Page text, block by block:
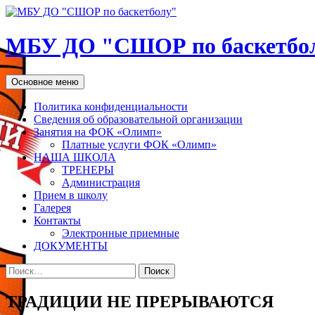
МБУ ДО "СШОР по
Поиск
Основное меню Перейти
к
содержимому
Политика конфиденциальности
Сведения об образовательной организации
Занятия на ФОК «Олимп»
Платные услуги ФОК «Олимп»
НАША ШКОЛА
ТРЕНЕРЫ
Администрация
Прием в школу
Галерея
Контакты
Электронные приемные
ДОКУМЕНТЫ
Найти:
ТРАДИЦИИ НЕ ПРЕРЫВАЮТСЯ